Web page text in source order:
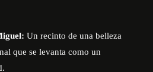
Un recinto de una belleza
que se levanta como un